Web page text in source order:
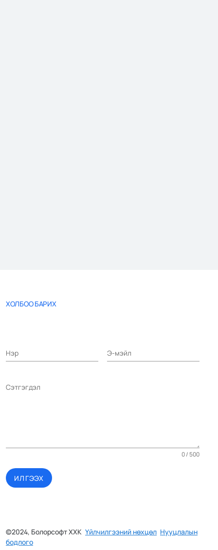
ХОЛБОО БАРИХ
Нэр Э-мэйл
Сэтгэгдэл
0 / 500
ИЛГЭЭХ
©2024, Болорсофт ХХК Үйлчилгээний нөхцөл Нууцлалын
бодлого